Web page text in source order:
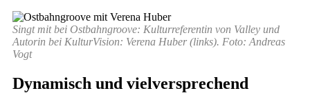
Singt mit bei Ostbahngroove: Kulturreferentin von Valley und
Autorin bei KulturVision: Verena Huber (links). Foto: Andreas
Vogt
Dynamisch und vielversprechend